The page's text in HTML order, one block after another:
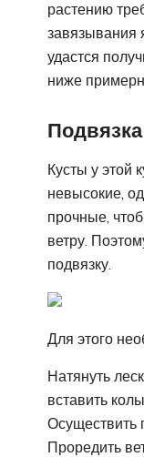
растению
завязывания
удастся
ниже
Подвязка
Кусты у этой
невысокие,
прочные,
ветру.
подвязку.
Для этого
Натянуть
вставить
Осуществить
Проредить